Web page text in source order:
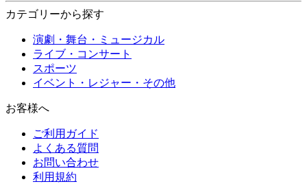
カテゴリーから探す
演劇・舞台・ミュージカル
ライブ・コンサート
スポーツ
イベント・レジャー・その他
お客様へ
ご利用ガイド
よくある質問
お問い合わせ
利用規約